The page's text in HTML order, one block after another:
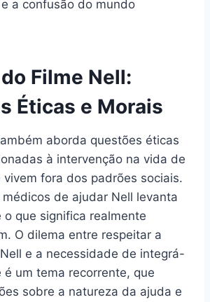
a confusão do mundo
Filme Nell:
Éticas e Morais
aborda questões éticas
à intervenção na vida de
fora dos padrões sociais.
de ajudar Nell levanta
que significa realmente
O dilema entre respeitar a
e a necessidade de integrá-
é um tema recorrente, que
sobre a natureza da ajuda e